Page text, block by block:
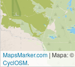
MapsMarker.com | Mapa: ©
CyclOSM.